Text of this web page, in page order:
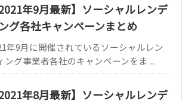
2021年9月最新】ソーシャルレンデ
グ各社キャンペーンまとめ
年9月に開催されているソーシャルレン
ング事業者各社のキャンペーンをま ...
2021年8月最新】ソーシャルレンデ